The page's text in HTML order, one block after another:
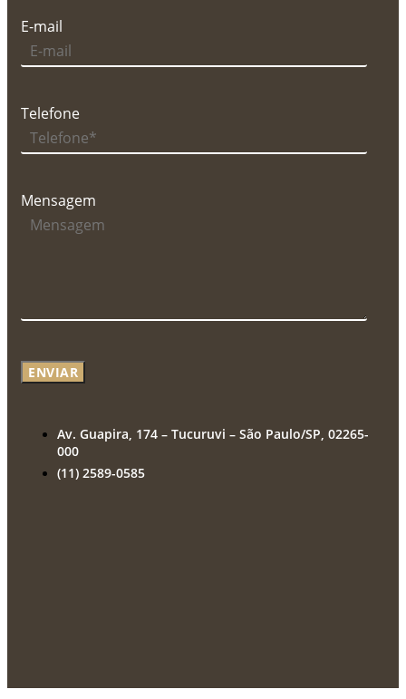
E-mail
Telefone
Mensagem
ENVIAR
Av. Guapira, 174 – Tucuruvi – São Paulo/SP, 02265-
000
(11) 2589-0585